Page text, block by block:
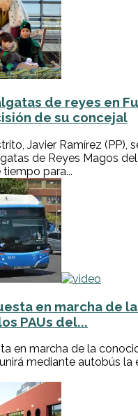
de reyes en
de su concejal
Javier Ramírez (PP),
de Reyes Magos
para...
en marcha de
PAUs del...
en marcha de la
mediante autobús la